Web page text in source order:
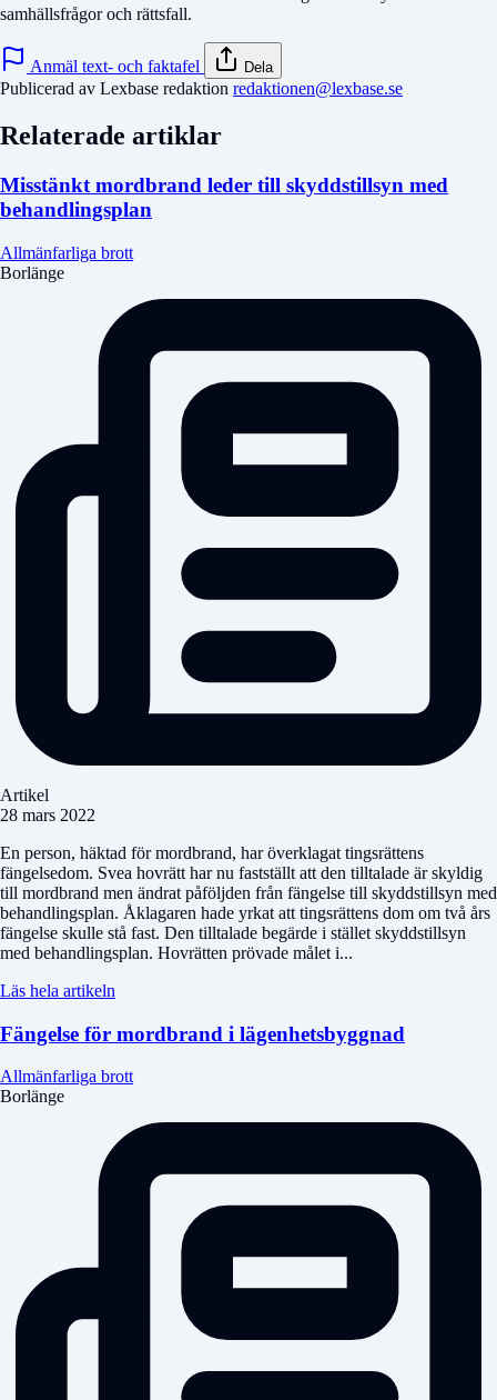
samhällsfrågor och rättsfall.
Anmäl text- och faktafel Dela
Publicerad av Lexbase redaktion redaktionen@lexbase.se
Relaterade artiklar
Misstänkt mordbrand leder till skyddstillsyn med
behandlingsplan
Allmänfarliga brott
Borlänge
Artikel
28 mars 2022
En person, häktad för mordbrand, har överklagat tingsrättens
fängelsedom. Svea hovrätt har nu fastställt att den tilltalade är skyldig
till mordbrand men ändrat påföljden från fängelse till skyddstillsyn med
behandlingsplan. Åklagaren hade yrkat att tingsrättens dom om två års
fängelse skulle stå fast. Den tilltalade begärde i stället skyddstillsyn
med behandlingsplan. Hovrätten prövade målet i...
Läs hela artikeln
Fängelse för mordbrand i lägenhetsbyggnad
Allmänfarliga brott
Borlänge